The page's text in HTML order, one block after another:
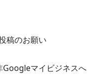
稿のお願い
Googleマイビジネスへ